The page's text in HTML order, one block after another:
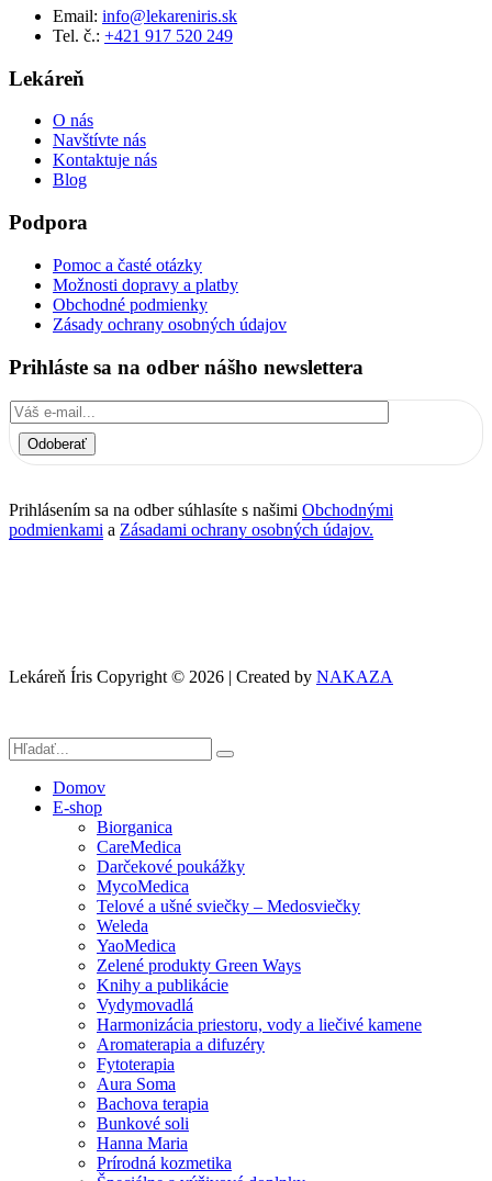
Email: info@lekareniris.sk
Tel. č.: +421 917 520 249
Lekáreň
O nás
Navštívte nás
Kontaktuje nás
Blog
Podpora
Pomoc a časté otázky
Možnosti dopravy a platby
Obchodné podmienky
Zásady ochrany osobných údajov
Prihláste sa na odber nášho newslettera
Odoberať
Prihlásením sa na odber súhlasíte s našimi Obchodnými
podmienkami a Zásadami ochrany osobných údajov.
Lekáreň Íris Copyright © 2026 | Created by NAKAZA
Domov
E-shop
Biorganica
CareMedica
Darčekové poukážky
MycoMedica
Telové a ušné sviečky – Medosviečky
Weleda
YaoMedica
Zelené produkty Green Ways
Knihy a publikácie
Vydymovadlá
Harmonizácia priestoru, vody a liečivé kamene
Aromaterapia a difuzéry
Fytoterapia
Aura Soma
Bachova terapia
Bunkové soli
Hanna Maria
Prírodná kozmetika